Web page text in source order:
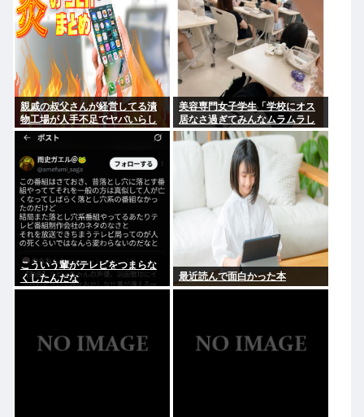
親戚の叔父さんが経営してる漬
物工場が人手不足でヤバいらし
い
美容専門女子学生「学校にオス
居なさ過ぎてみんなムラムラし
てる 」
こういう輩がテレビをつまらな
くしたんだな
最近読んで面白かった本